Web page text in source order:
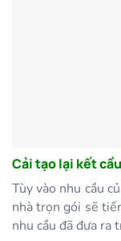
Cải tạo lại kết
Tùy vào nhu cầu
nhà trọn gói sẽ
nhu cầu đã đưa ra